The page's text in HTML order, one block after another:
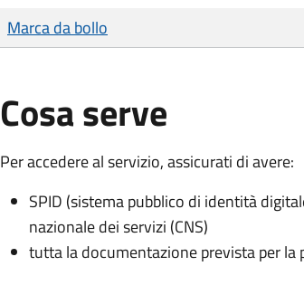
Tipo di pagamento
Importo
Marca da bollo
Cosa serve
Per accedere al servizio, assicurati di avere:
SPID (sistema pubblico di identità
nazionale dei servizi (CNS)
tutta la documentazione prevista per la